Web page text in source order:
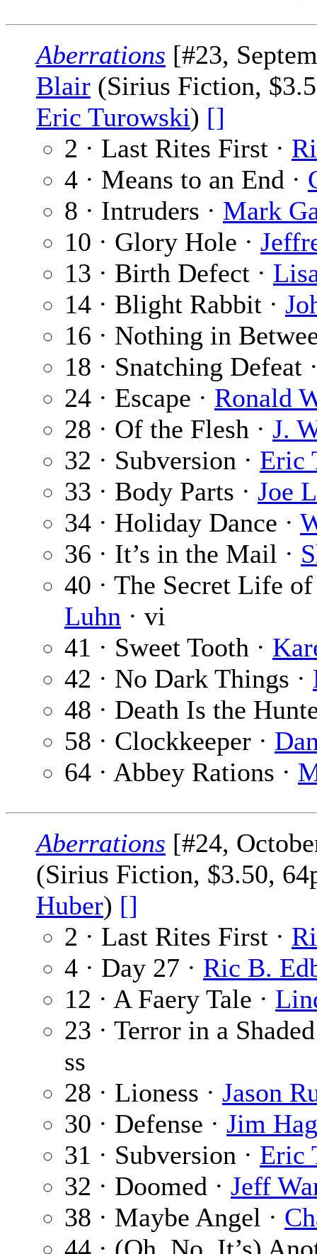
Aberrations [#23,
Blair (Sirius Fiction,
Eric Turowski) []
2 · Last Rites First ·
4 · Means to an End ·
8 · Intruders · Mark
10 · Glory Hole ·
13 · Birth Defect ·
14 · Blight Rabbit ·
16 · Nothing in
18 · Snatching Defeat
24 · Escape · Ronald
28 · Of the Flesh · J.
32 · Subversion · Eric
33 · Body Parts · Joe
34 · Holiday Dance ·
36 · It’s in the Mail ·
40 · The Secret Life
Luhn · vi
41 · Sweet Tooth ·
42 · No Dark Things ·
48 · Death Is the
58 · Clockkeeper ·
64 · Abbey Rations ·
Aberrations [#24,
(Sirius Fiction, $3.50,
Huber) []
2 · Last Rites First ·
4 · Day 27 · Ric B.
12 · A Faery Tale ·
23 · Terror in a
ss
28 · Lioness · Jason
30 · Defense · Jim
31 · Subversion · Eric
32 · Doomed · Jeff
38 · Maybe Angel ·